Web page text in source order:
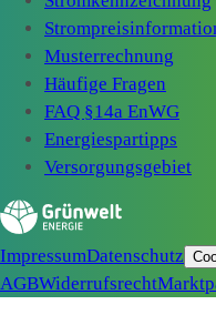
Musterrechnung
Häufige Fragen
FAQ §14a EnWG
Energiespartipps
Versorgungsgebiet
ImpressumDatenschutz
AGBWiderrufsrecht